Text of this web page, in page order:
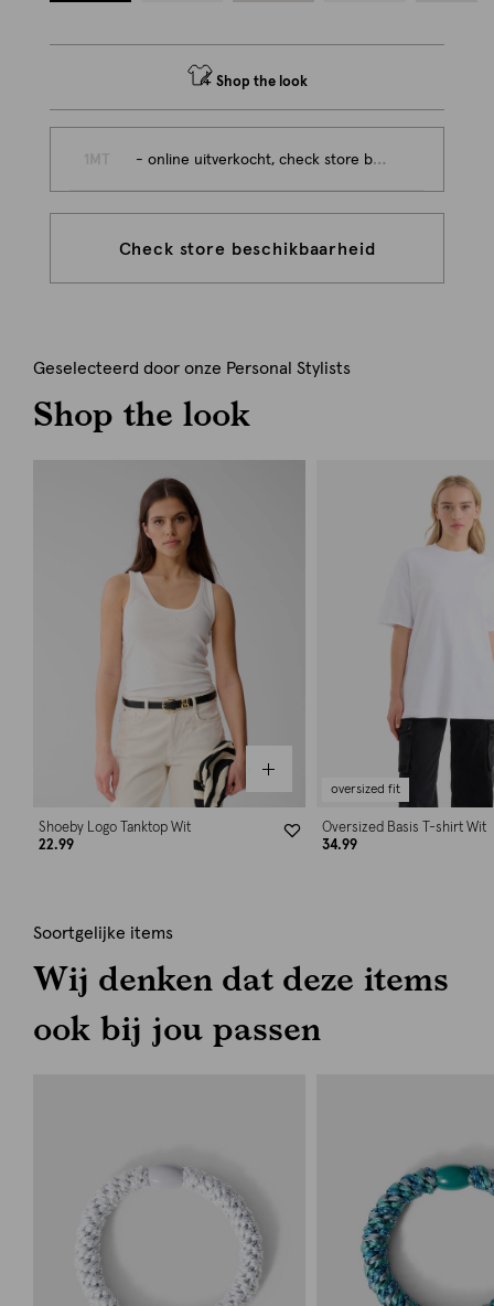
Shop the look
- online uitverkocht, check store beschikbaarheid
Check store beschikbaarheid
Geselecteerd door onze Personal Stylists
Shop the look
Shoeby Logo Tanktop Wit
22.99
oversized fit
Oversized Basis T-shirt Wit
34.99
Soortgelijke items
Wij denken dat deze items
ook bij jou passen